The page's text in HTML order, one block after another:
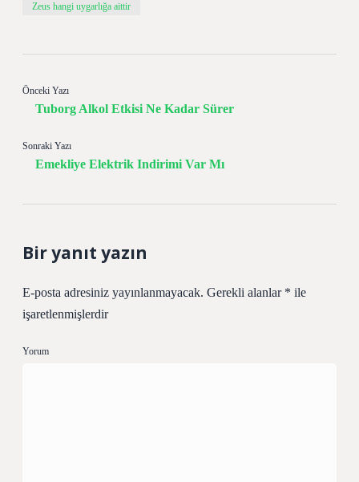
Zeus hangi uygarlığa aittir
Önceki Yazı
Tuborg Alkol Etkisi Ne Kadar Sürer
Sonraki Yazı
Emekliye Elektrik Indirimi Var Mı
Bir yanıt yazın
E-posta adresiniz yayınlanmayacak. Gerekli alanlar * ile
işaretlenmişlerdir
Yorum